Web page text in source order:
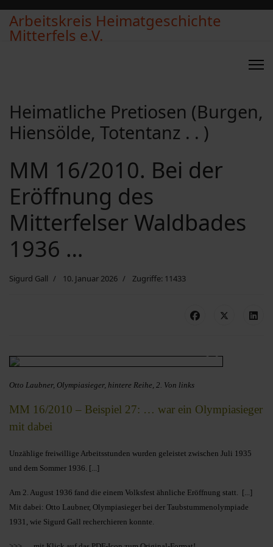
Arbeitskreis Heimatgeschichte
Mitterfels e.V.
Heimatliche Pretiosen (Burgen,
Hiensölde, Totentanz . . )
MM 16/2010. Bei der
Eröffnung des
Mitterfelser Waldbades
1936 …
Sigurd Gall 10. Januar 2026 Zugriffe: 11433
Otto Laubner, Olympiasieger, hintere Reihe, 2. Von links
MM 16/2010 – Beispiel 27: … war ein Olympiasieger
mit dabei
Unzählige freiwillige Arbeitsstunden wurden geleistet zwischen Juli 1935
und dem Sommer 1936. [...]
Am 2. August 1936 fand die einem Volksfest ähnliche Eröffnung statt. [...]
Mit dabei: Otto Laubner, Olympiasieger bei der Taubstummenolympiade
1931, wie Sigurd Gall recherchieren konnte.